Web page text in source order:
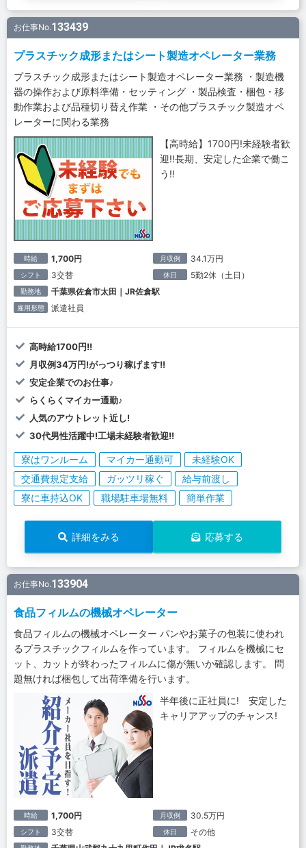
お仕事No.133439
プラスチック成形またはシート製造オペレーター業務
プラスチック成形またはシート製造オペレーター業務 ・製造機
器の操作および原料準備・セッティング ・製品検査・梱包・移
動作業および品種切り替え作業 ・その他プラスチック製造オペ
レーターに関わる業務
【高時給】1700円!未経験者歓
迎!!長期、安定した企業で働こ
う!!
時給 1,700円 月収例 34.1万円
シフト 3交替 休日 5勤2休（土日）
勤務地 千葉県佐倉市太田｜JR佐倉駅
雇用形態 派遣社員
高時給1700円!!
月収例34万円!がっつり稼げます!!
安定企業でのお仕事♪
らくらくマイカー通勤♪
人気のアウトレット近し!
30代男性活躍中!工場未経験者歓迎!!
寮はワンルーム マイカー通勤可
未経験OK
交通費規定支給
ガッツリ稼ぐ
給与前渡し
寮に車持込OK
職場駐車場無料 簡単作業
詳細をみる 応募する
お仕事No.133904
食品フィルムの機械オペレーター
食品フィルムの機械オペレーター パンやお菓子の包装に使われ
るプラスチックフィルムを作っています。 フィルムを機械にセ
ット、カットが終わったフィルムに傷が無いか確認します。 問
題無ければ梱包して出荷準備を行います。
半年後に正社員に! 安定した
キャリアアップのチャンス!
時給 1,700円 月収例 30.5万円
シフト 3交替 休日 その他